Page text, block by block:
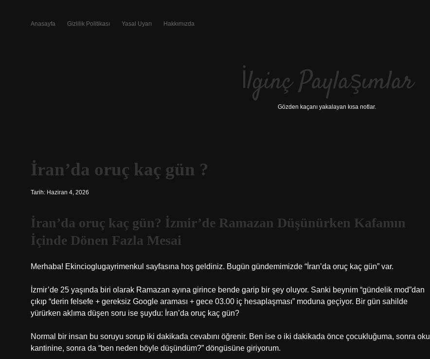
Anasayfa Gizlilik Politikası Yasal Uyarı Hakkımızda
İlginç Paylaşımlar
Gözden kaçanı yakalayan kısa notlar.
İran’da oruç kaç gün ?
Tarih: Haziran 4, 2026
İran’da oruç kaç gün? İzmir’de Ramazan Düşünürken Kafamın
İçinde Dönen Fazla Mesai
Merhaba! Ekincioglugayrimenkul sayfasına hoş geldiniz. Bugün gündemimizde “İran’da oruç kaç gün” var.
İzmir’de 25 yaşında biri olarak Ramazan ayına girince bende garip bir şey oluyor. Sanki beynim “gündelik mod”dan
çıkıp “derin felsefe + gereksiz Google araması + gece 03.00 iç hesaplaşması” moduna geçiyor. Bir gün sahilde
yürürken aklıma düşen soru ise şuydu: İran’da oruç kaç gün?
Normal bir insan bu soruyu sorup iki dakikada cevabını öğrenir. Ben ise o iki dakikada önce çocukluğuma, sonra okul
kantinine, sonra da “ben neden böyle düşündüm?” döngüsüne giriyorum.